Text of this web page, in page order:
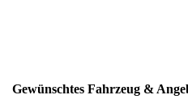
Gewünschtes Fahrzeug &